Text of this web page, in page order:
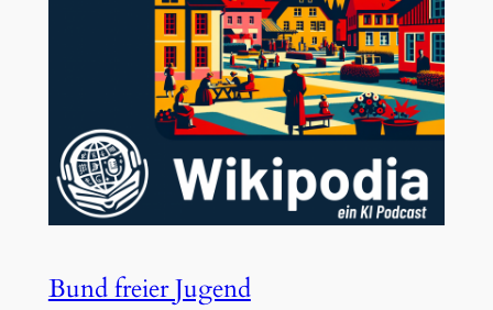
Bund freier Jugend